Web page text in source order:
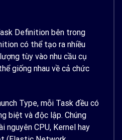
Definition bên trong
có thể tạo ra nhiều
tùy vào nhu cầu cụ
giống nhau về cả chức
Type, mỗi Task đều có
biệt và độc lập. Chúng
nguyên CPU, Kernel hay